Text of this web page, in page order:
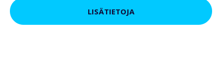
LISÄTIETOJA